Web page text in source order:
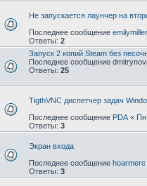
Не запускается лаунчер на
Последнее сообщение emilymiller
Ответы: 2
Запуск 2 копий Steam без
Последнее сообщение
Ответы: 25
TigthVNC диспетчер задач
Последнее сообщение PDA « Пн
Ответы: 3
Экран входа
Последнее сообщение hoarmerc
Ответы: 3